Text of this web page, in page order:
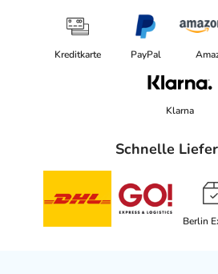
Kreditkarte PayPal
Klarna
Schnelle
Berlin